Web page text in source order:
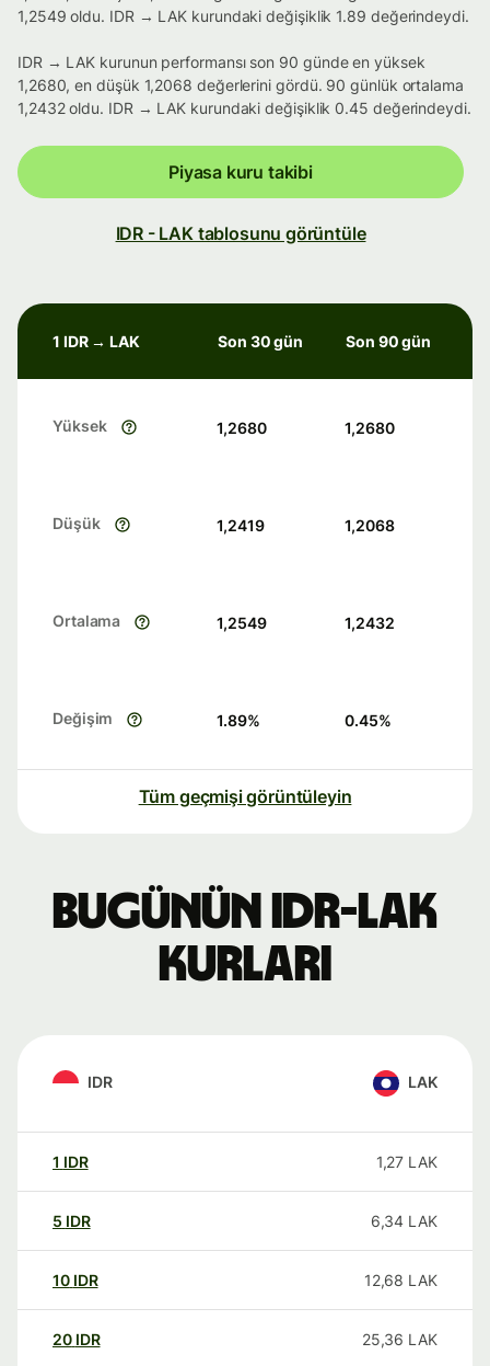
1,2549 oldu. IDR → LAK kurundaki değişiklik 1.89 değerindeydi.
IDR → LAK kurunun performansı son 90 günde en yüksek
1,2680, en düşük 1,2068 değerlerini gördü. 90 günlük ortalama
1,2432 oldu. IDR → LAK kurundaki değişiklik 0.45 değerindeydi.
Piyasa kuru takibi
IDR - LAK tablosunu görüntüle
1 IDR → LAK Son 30 gün Son 90 gün
Yüksek 1,2680 1,2680
Düşük 1,2419 1,2068
Ortalama 1,2549 1,2432
Değişim 1.89% 0.45%
Tüm geçmişi görüntüleyin
Bugünün IDR-LAK
kurları
IDR LAK
1 IDR 1,27 LAK
5 IDR 6,34 LAK
10 IDR 12,68 LAK
20 IDR 25,36 LAK